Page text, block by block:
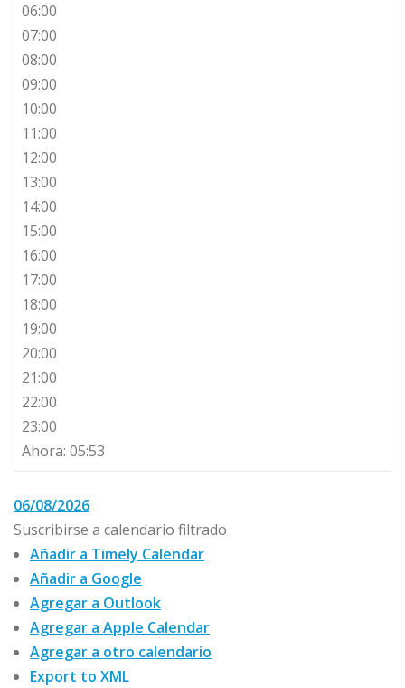
06:00
07:00
08:00
09:00
10:00
11:00
12:00
13:00
14:00
15:00
16:00
17:00
18:00
19:00
20:00
21:00
22:00
23:00
Ahora: 05:53
06/08/2026
Suscribirse a calendario filtrado
Añadir a Timely Calendar
Añadir a Google
Agregar a Outlook
Agregar a Apple Calendar
Agregar a otro calendario
Export to XML